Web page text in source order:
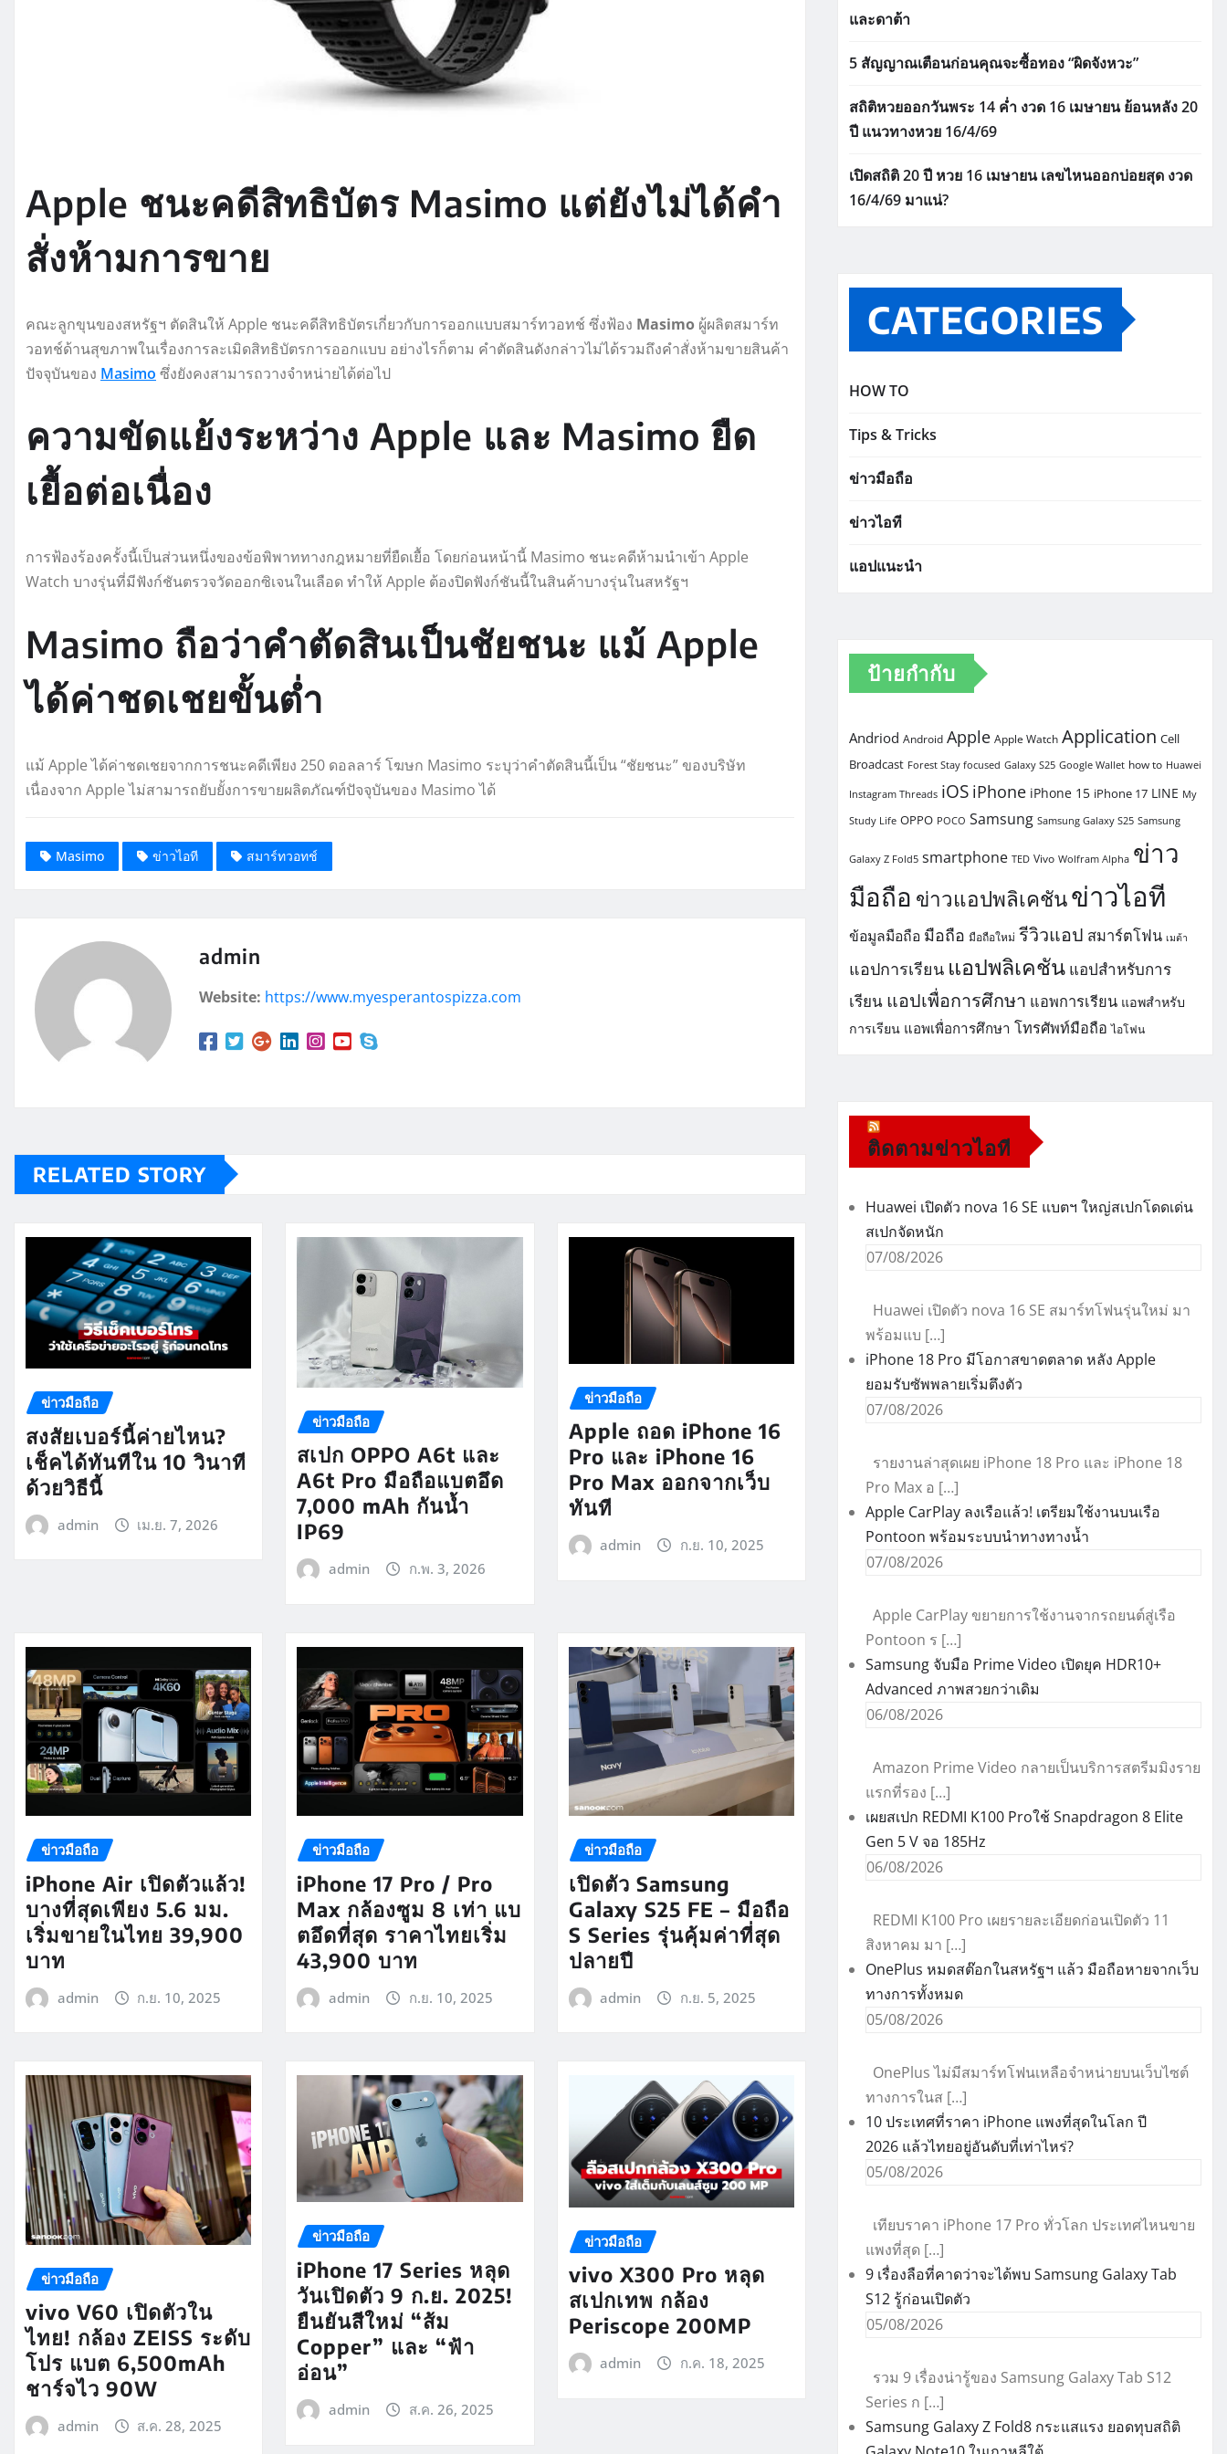
Apple ชนะคดีสิทธิบัตร Masimo แต่ยังไม่ได้คำ
สั่งห้ามการขาย
คณะลูกขุนของสหรัฐฯ ตัดสินให้ Apple ชนะคดีสิทธิบัตรเกี่ยวกับการออกแบบสมาร์ทวอทช์ ซึ่งฟ้อง Masimo ผู้ผลิตสมาร์ท
วอทช์ด้านสุขภาพในเรื่องการละเมิดสิทธิบัตรการออกแบบ อย่างไรก็ตาม คำตัดสินดังกล่าวไม่ได้รวมถึงคำสั่งห้ามขายสินค้า
ปัจจุบันของ Masimo ซึ่งยังคงสามารถวางจำหน่ายได้ต่อไป
ความขัดแย้งระหว่าง Apple และ Masimo ยืด
เยื้อต่อเนื่อง
การฟ้องร้องครั้งนี้เป็นส่วนหนึ่งของข้อพิพาททางกฎหมายที่ยืดเยื้อ โดยก่อนหน้านี้ Masimo ชนะคดีห้ามนำเข้า Apple
Watch บางรุ่นที่มีฟังก์ชันตรวจวัดออกซิเจนในเลือด ทำให้ Apple ต้องปิดฟังก์ชันนี้ในสินค้าบางรุ่นในสหรัฐฯ
Masimo ถือว่าคำตัดสินเป็นชัยชนะ แม้ Apple
ได้ค่าชดเชยขั้นต่ำ
แม้ Apple ได้ค่าชดเชยจากการชนะคดีเพียง 250 ดอลลาร์ โฆษก Masimo ระบุว่าคำตัดสินนี้เป็น “ชัยชนะ” ของบริษัท
เนื่องจาก Apple ไม่สามารถยับยั้งการขายผลิตภัณฑ์ปัจจุบันของ Masimo ได้
Masimo ข่าวไอที สมาร์ทวอทช์
admin
Website: https://www.myesperantospizza.com
RELATED STORY
ข่าวมือถือ
สงสัยเบอร์นี้ค่ายไหน?
เช็คได้ทันทีใน 10 วินาที
ด้วยวิธีนี้
admin เม.ย. 7, 2026
ข่าวมือถือ
สเปก OPPO A6t และ
A6t Pro มือถือแบตอึด
7,000 mAh กันน้ำ
IP69
admin ก.พ. 3, 2026
ข่าวมือถือ
Apple ถอด iPhone 16
Pro และ iPhone 16
Pro Max ออกจากเว็บ
ทันที
admin ก.ย. 10, 2025
ข่าวมือถือ
iPhone Air เปิดตัวแล้ว!
บางที่สุดเพียง 5.6 มม.
เริ่มขายในไทย 39,900
บาท
admin ก.ย. 10, 2025
ข่าวมือถือ
iPhone 17 Pro / Pro
Max กล้องซูม 8 เท่า แบ
ตอึดที่สุด ราคาไทยเริ่ม
43,900 บาท
admin ก.ย. 10, 2025
ข่าวมือถือ
เปิดตัว Samsung
Galaxy S25 FE – มือถือ
S Series รุ่นคุ้มค่าที่สุด
ปลายปี
admin ก.ย. 5, 2025
ข่าวมือถือ
vivo V60 เปิดตัวใน
ไทย! กล้อง ZEISS ระดับ
โปร แบต 6,500mAh
ชาร์จไว 90W
admin ส.ค. 28, 2025
ข่าวมือถือ
iPhone 17 Series หลุด
วันเปิดตัว 9 ก.ย. 2025!
ยืนยันสีใหม่ “ส้ม
Copper” และ “ฟ้า
อ่อน”
admin ส.ค. 26, 2025
ข่าวมือถือ
vivo X300 Pro หลุด
สเปกเทพ กล้อง
Periscope 200MP
admin ก.ค. 18, 2025
และดาต้า
5 สัญญาณเตือนก่อนคุณจะซื้อทอง “ผิดจังหวะ”
สถิติหวยออกวันพระ 14 ค่ำ งวด 16 เมษายน ย้อนหลัง 20
ปี แนวทางหวย 16/4/69
เปิดสถิติ 20 ปี หวย 16 เมษายน เลขไหนออกบ่อยสุด งวด
16/4/69 มาแน่?
CATEGORIES
HOW TO
Tips & Tricks
ข่าวมือถือ
ข่าวไอที
แอปแนะนำ
ป้ายกำกับ
Andriod Android Apple Apple Watch Application Cell
Broadcast Forest Stay focused Galaxy S25 Google Wallet how to Huawei
Instagram Threads iOS iPhone iPhone 15 iPhone 17 LINE My
Study Life OPPO POCO Samsung Samsung Galaxy S25 Samsung
Galaxy Z Fold5 smartphone TED Vivo Wolfram Alpha ข่าว
มือถือ ข่าวแอปพลิเคชันข่าวไอที
ข้อมูลมือถือ มือถือ มือถือใหม่ รีวิวแอป สมาร์ตโฟน เมต้า
แอปการเรียน แอปพลิเคชัน แอปสำหรับการ
เรียน แอปเพื่อการศึกษา แอพการเรียน แอพสำหรับ
การเรียน แอพเพื่อการศึกษา โทรศัพท์มือถือ ไอโฟน
ติดตามข่าวไอที
Huawei เปิดตัว nova 16 SE แบตฯ ใหญ่สเปกโดดเด่น
สเปกจัดหนัก
07/08/2026
Huawei เปิดตัว nova 16 SE สมาร์ทโฟนรุ่นใหม่ มา
พร้อมแบ […]
iPhone 18 Pro มีโอกาสขาดตลาด หลัง Apple
ยอมรับซัพพลายเริ่มตึงตัว
07/08/2026
รายงานล่าสุดเผย iPhone 18 Pro และ iPhone 18
Pro Max อ […]
Apple CarPlay ลงเรือแล้ว! เตรียมใช้งานบนเรือ
Pontoon พร้อมระบบนำทางทางน้ำ
07/08/2026
Apple CarPlay ขยายการใช้งานจากรถยนต์สู่เรือ
Pontoon ร […]
Samsung จับมือ Prime Video เปิดยุค HDR10+
Advanced ภาพสวยกว่าเดิม
06/08/2026
Amazon Prime Video กลายเป็นบริการสตรีมมิงราย
แรกที่รอง […]
เผยสเปก REDMI K100 Proใช้ Snapdragon 8 Elite
Gen 5 V จอ 185Hz
06/08/2026
REDMI K100 Pro เผยรายละเอียดก่อนเปิดตัว 11
สิงหาคม มา […]
OnePlus หมดสต๊อกในสหรัฐฯ แล้ว มือถือหายจากเว็บ
ทางการทั้งหมด
05/08/2026
OnePlus ไม่มีสมาร์ทโฟนเหลือจำหน่ายบนเว็บไซต์
ทางการในส […]
10 ประเทศที่ราคา iPhone แพงที่สุดในโลก ปี
2026 แล้วไทยอยู่อันดับที่เท่าไหร่?
05/08/2026
เทียบราคา iPhone 17 Pro ทั่วโลก ประเทศไหนขาย
แพงที่สุด […]
9 เรื่องลือที่คาดว่าจะได้พบ Samsung Galaxy Tab
S12 รู้ก่อนเปิดตัว
05/08/2026
รวม 9 เรื่องน่ารู้ของ Samsung Galaxy Tab S12
Series ก […]
Samsung Galaxy Z Fold8 กระแสแรง ยอดทุบสถิติ